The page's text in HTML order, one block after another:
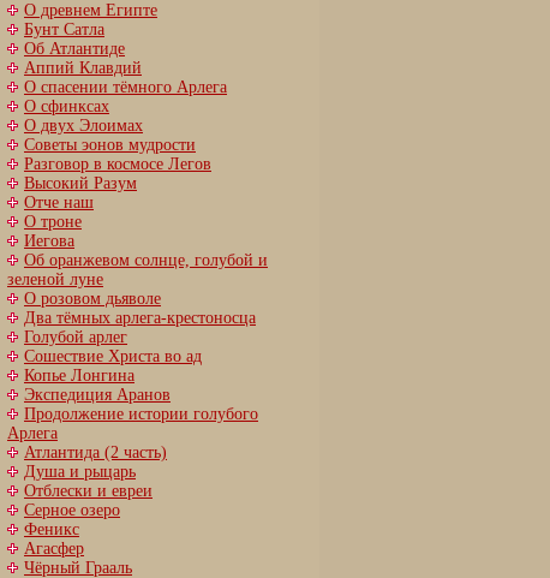
О древнем Египте
Бунт Сатла
Об Атлантиде
Аппий Клавдий
О спасении тёмного Арлега
О сфинксах
О двух Элоимах
Советы эонов мудрости
Разговор в космосе Легов
Высокий Разум
Отче наш
О троне
Иегова
Об оранжевом солнце, голубой и
зеленой луне
О розовом дьяволе
Два тёмных арлега-крестоносца
Голубой арлег
Сошествие Христа во ад
Копье Лонгина
Экспедиция Аранов
Продолжение истории голубого
Арлега
Атлантида (2 часть)
Душа и рыцарь
Отблески и евреи
Серное озеро
Феникс
Агасфер
Чёрный Грааль